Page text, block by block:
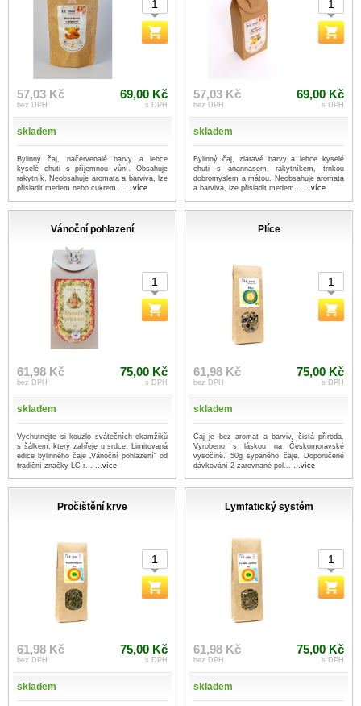
57,03 Kč
bez DPH
69,00 Kč
s DPH
skladem
Bylinný čaj, načervenalé barvy a lehce
kyselé chuti s příjemnou vůní. Obsahuje
rakytník. Neobsahuje aromata a barviva, lze
přisladit medem nebo cukrem... ...více
57,03 Kč
bez DPH
69,00 Kč
s DPH
skladem
Bylinný čaj, zlatavé barvy a lehce kyselé
chuti s anannasem, rakytníkem, trnkou
dobromyslem a mátou. Neobsahuje aromata
a barviva, lze přisladit medem... ...více
Vánoční pohlazení
61,98 Kč
bez DPH
75,00 Kč
s DPH
skladem
Vychutnejte si kouzlo svátečních okamžiků
s šálkem, který zahřeje u srdce. Limitovaná
edice bylinného čaje „Vánoční pohlazení“ od
tradiční značky LC r... ...více
Plíce
61,98 Kč
bez DPH
75,00 Kč
s DPH
skladem
Čaj je bez aromat a barviv, čistá příroda.
Vyrobeno s láskou na Českomoravské
vysočině. 50g sypaného čaje. Doporučené
dávkování 2 zarovnané pol... ...více
Pročištění krve
61,98 Kč
bez DPH
75,00 Kč
s DPH
skladem
Lymfatický systém
61,98 Kč
bez DPH
75,00 Kč
s DPH
skladem